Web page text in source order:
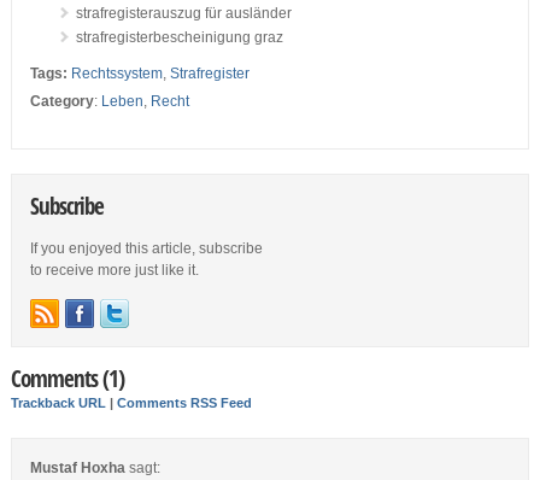
strafregisterauszug für ausländer
strafregisterbescheinigung graz
Tags: Rechtssystem, Strafregister
Category: Leben, Recht
Subscribe
If you enjoyed this article, subscribe
to receive more just like it.
Comments (1)
Trackback URL | Comments RSS Feed
Mustaf Hoxha sagt: